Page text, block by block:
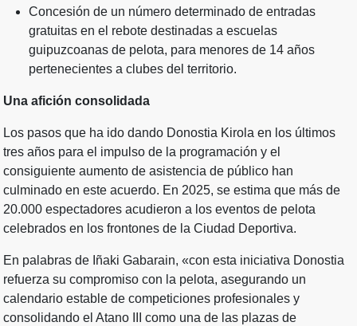
Concesión de un número determinado de entradas
gratuitas en el rebote destinadas a escuelas
guipuzcoanas de pelota, para menores de 14 años
pertenecientes a clubes del territorio.
Una afición consolidada
Los pasos que ha ido dando Donostia Kirola en los últimos
tres años para el impulso de la programación y el
consiguiente aumento de asistencia de público han
culminado en este acuerdo. En 2025, se estima que más de
20.000 espectadores acudieron a los eventos de pelota
celebrados en los frontones de la Ciudad Deportiva.
En palabras de Iñaki Gabarain, «con esta iniciativa Donostia
refuerza su compromiso con la pelota, asegurando un
calendario estable de competiciones profesionales y
consolidando el Atano III como una de las plazas de